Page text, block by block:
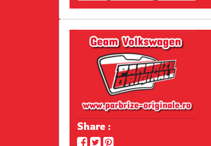
Share :